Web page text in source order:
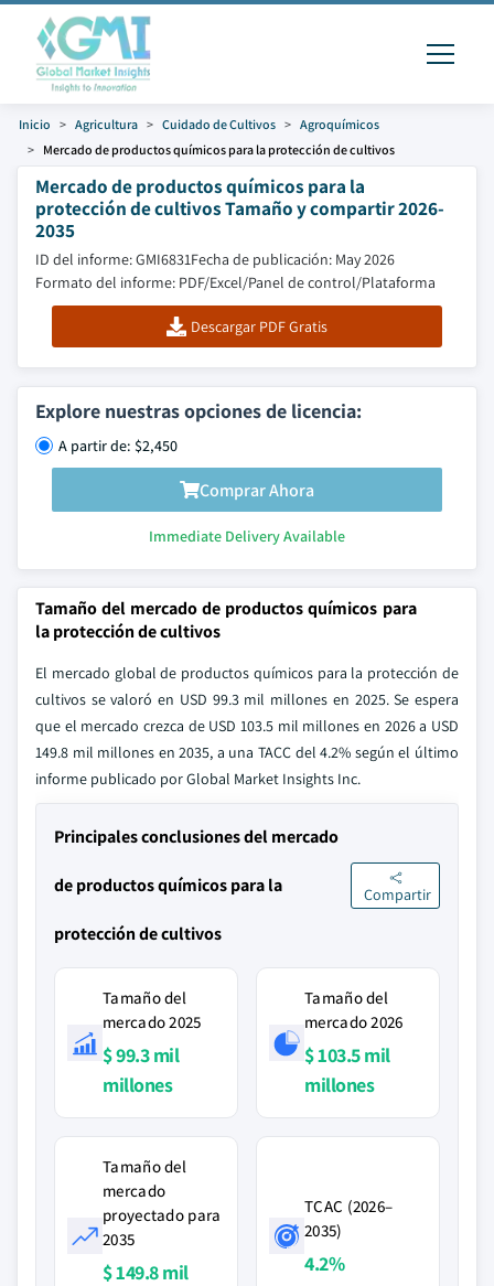
Inicio Agricultura Cuidado de Cultivos
Agroquímicos
Mercado de productos químicos para la protección de cultivos
Mercado de productos químicos para la
protección de cultivos Tamaño y compartir 2026-
2035
ID del informe: GMI6831Fecha de publicación: May 2026
Formato del informe: PDF/Excel/Panel de control/Plataforma
Descargar PDF Gratis
Explore nuestras opciones de licencia:
A partir de: $2,450
Comprar Ahora
Immediate Delivery Available
Tamaño del mercado de productos químicos para
la protección de cultivos
El mercado global de productos químicos para la protección de
cultivos se valoró en USD 99.3 mil millones en 2025. Se espera
que el mercado crezca de USD 103.5 mil millones en 2026 a USD
149.8 mil millones en 2035, a una TACC del 4.2% según el último
informe publicado por Global Market Insights Inc.
Principales conclusiones del mercado
de productos químicos para la
protección de cultivos
Compartir
Tamaño del
mercado 2025
$ 99.3 mil
millones
Tamaño del
mercado 2026
$ 103.5 mil
millones
Tamaño del
mercado
proyectado para
2035
$ 149.8 mil
TCAC (2026–
2035)
4.2%